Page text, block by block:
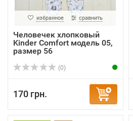
избранное сравнить
Человечек хлопковый
Kinder Comfort модель 05,
размер 56
(0)
170 грн.